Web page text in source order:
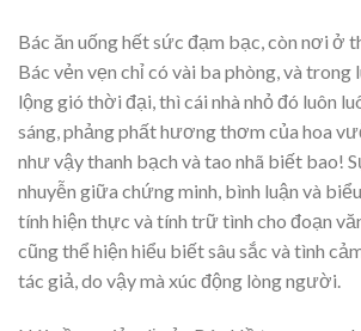
Bác ăn uống hết sức đạm bạc, còn nơi ở
Bác vẻn vẹn chỉ có vài ba phòng, và trong
lộng gió thời đại, thì cái nhà nhỏ đó luôn
sáng, phảng phất hương thơm của hoa
như vậy thanh bạch và tao nhã biết bao!
nhuyễn giữa chứng minh, bình luận và
tính hiện thực và tính trữ tình cho đoạn
cũng thể hiện hiểu biết sâu sắc và tình
tác giả, do vậy mà xúc động lòng người.